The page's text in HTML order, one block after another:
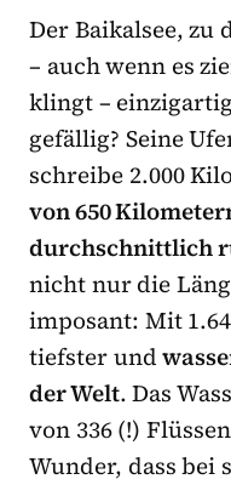
Der Baikalsee, zu
– auch wenn es
klingt –
gefällig? Seine
schreibe 2.000
von 650
durchschnittlich
nicht nur die
imposant: Mit
tiefster und
der Welt. Das
von 336 (!)
Wunder, dass bei